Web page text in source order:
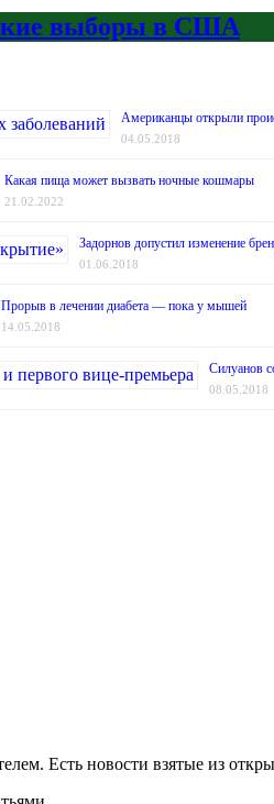
выборы в США
Американцы открыли
04.05.2018
Какая пища может вызвать ночные кошмары
21.02.2022
Задорнов допустил изменение
01.06.2018
Прорыв в лечении диабета — пока у мышей
14.05.2018
Силуанов
08.05.2018
Есть новости взятые из